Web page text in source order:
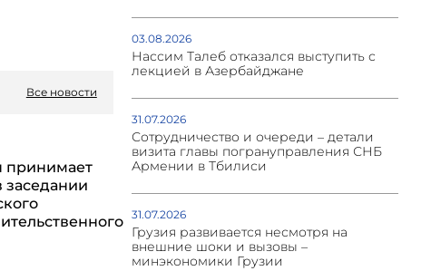
Все новости
принимает
заседании
03.08.2026
Нассим Талеб отказался выступить с
лекцией в Азербайджане
31.07.2026
Сотрудничество и очереди – детали
визита главы погрануправления СНБ
Армении в Тбилиси
31.07.2026
Грузия развивается несмотря на
внешние шоки и вызовы –
минэкономики Грузии